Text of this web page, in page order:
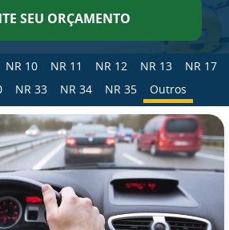
SEU ORÇAMENTO
NR 10 NR 11 NR 12 NR 13
NR 17
NR 33 NR 34 NR 35 Outros